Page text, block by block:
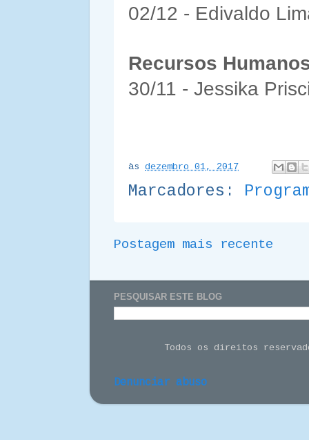
02/12 - Edivaldo
Recursos
30/11 - Jessika
às dezembro 01, 2017
Marcadores:
Postagem mais recente
PESQUISAR ESTE BLOG
Todos os direitos
Denunciar abuso